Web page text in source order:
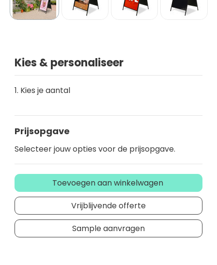
Kies & personaliseer
1. Kies je aantal
Prijsopgave
Selecteer jouw opties voor de prijsopgave.
Toevoegen aan winkelwagen
Vrijblijvende offerte
Sample aanvragen